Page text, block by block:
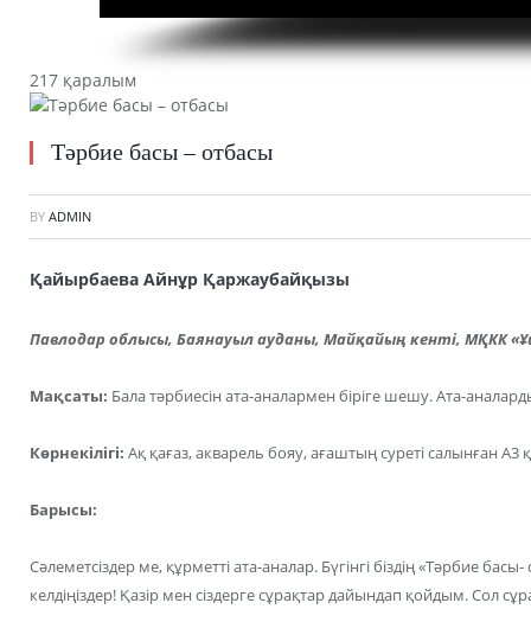
217 қаралым
Тәрбие басы – отбасы
BY ADMIN
Қайырбаева Айнұр Қаржаубайқызы
Павлодар облысы, Баянауыл ауданы, Майқайың кенті, МҚКК
Мақсаты: Бала тәрбиесін ата-аналармен біріге шешу. Ата-
Көрнекілігі: Ақ қағаз, акварель бояу, ағаштың суреті салынған А3
Барысы:
Сәлеметсіздер ме, құрметті ата-аналар. Бүгінгі біздің «Тәрбие
келдіңіздер! Қазір мен сіздерге сұрақтар дайындап қойдым. Сол